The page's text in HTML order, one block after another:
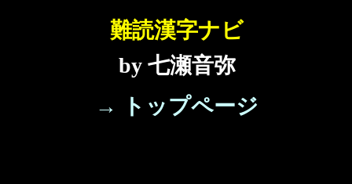
難読漢字ナビ
by 七瀬音弥
→ トップページ